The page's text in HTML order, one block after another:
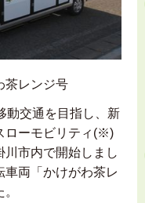
茶レンジ号
交通を目指し、新
ローモビリティ(※)
川市内で開始しまし
車両「かけがわ茶レ